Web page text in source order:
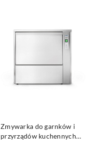
Zmywarka do garnków i
przyrządów kuchennych